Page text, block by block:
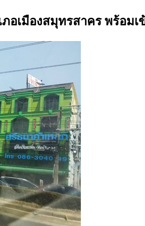
เมืองสมุทรสาคร พร้อมเ